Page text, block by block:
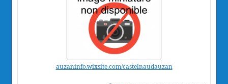
auzaninfo.wixsite.com/castelnaudauzan